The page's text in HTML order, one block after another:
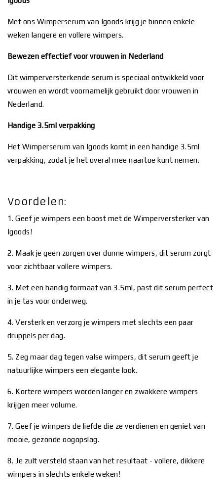
Met ons Wimperserum van Igoods krijg je binnen enkele
weken langere en vollere wimpers.
Bewezen effectief voor vrouwen in Nederland
Dit wimperversterkende serum is speciaal ontwikkeld voor
vrouwen en wordt voornamelijk gebruikt door vrouwen in
Nederland.
Handige 3.5ml verpakking
Het Wimperserum van Igoods komt in een handige 3.5ml
verpakking, zodat je het overal mee naartoe kunt nemen.
Voordelen:
1. Geef je wimpers een boost met de Wimperversterker van
Igoods!
2. Maak je geen zorgen over dunne wimpers, dit serum zorgt
voor zichtbaar vollere wimpers.
3. Met een handig formaat van 3.5ml, past dit serum perfect
in je tas voor onderweg.
4. Versterk en verzorg je wimpers met slechts een paar
druppels per dag.
5. Zeg maar dag tegen valse wimpers, dit serum geeft je
natuurlijke wimpers een elegante look.
6. Kortere wimpers worden langer en zwakkere wimpers
krijgen meer volume.
7. Geef je wimpers de liefde die ze verdienen en geniet van
mooie, gezonde oogopslag.
8. Je zult versteld staan van het resultaat - vollere, dikkere
wimpers in slechts enkele weken!